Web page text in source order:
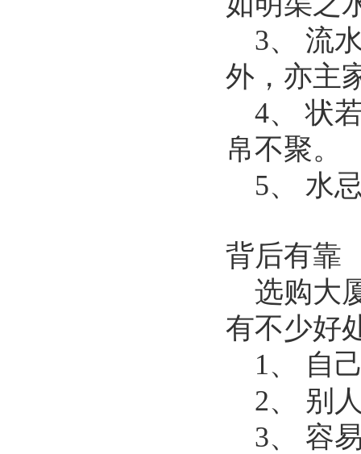
3、 流
外，亦主
4、 状
帛不聚。
5、 水
背后有靠
选购大
有不少好
1、 自
2、 别
3、 容